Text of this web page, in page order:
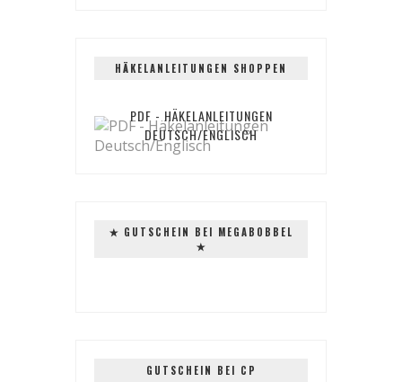
HÄKELANLEITUNGEN SHOPPEN
PDF - HÄKELANLEITUNGEN
DEUTSCH/ENGLISCH
✭ GUTSCHEIN BEI MEGABOBBEL
✭
GUTSCHEIN BEI CP